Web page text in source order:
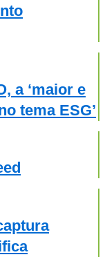
a ‘maior e
tema ESG’